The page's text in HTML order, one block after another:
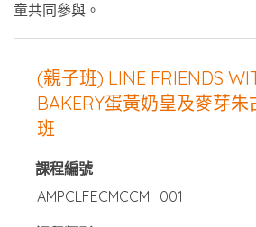
童共同參與。
(親子班) LINE FRIENDS
BAKERY蛋黃奶皇及麥芽
班
課程編號
AMPCLFECMCCM_001